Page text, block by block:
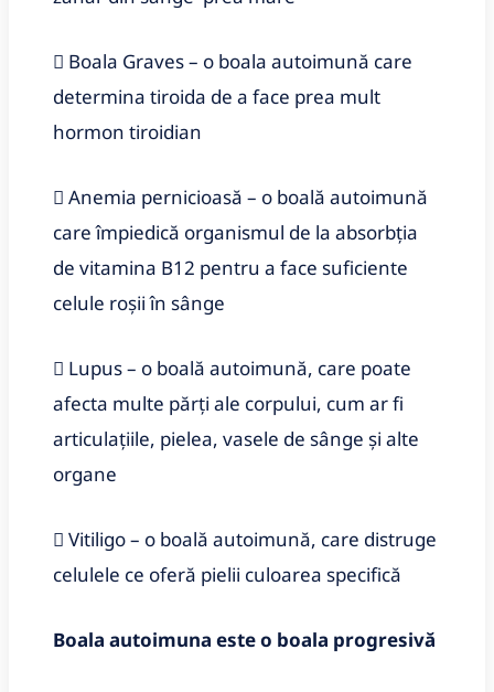
 Boala Graves – o boala autoimună care
determina tiroida de a face prea mult
hormon tiroidian
 Anemia pernicioasă – o boală autoimună
care împiedică organismul de la absorbția
de vitamina B12 pentru a face suficiente
celule roșii în sânge
 Lupus – o boală autoimună, care poate
afecta multe părți ale corpului, cum ar fi
articulațiile, pielea, vasele de sânge și alte
organe
 Vitiligo – o boală autoimună, care distruge
celulele ce oferă pielii culoarea specifică
Boala autoimuna este o boala progresivă